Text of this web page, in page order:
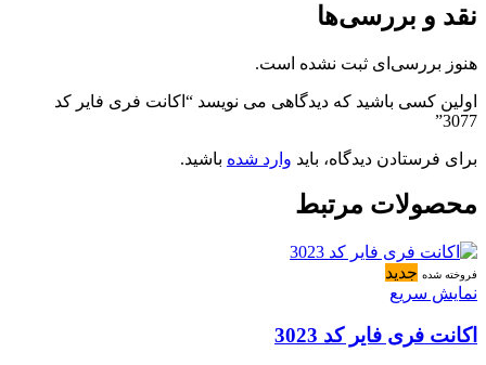
نقد و بررسی‌ها
هنوز بررسی‌ای ثبت نشده است.
اولین کسی باشید که دیدگاهی می نویسد “اکانت فری فایر کد
3077”
برای فرستادن دیدگاه، باید وارد شده باشید.
محصولات مرتبط
فروخته شده جدید
نمایش سریع
اکانت فری فایر کد 3023